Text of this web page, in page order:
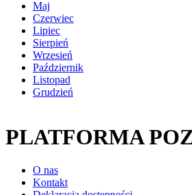
Maj
Czerwiec
Lipiec
Sierpień
Wrzesień
Październik
Listopad
Grudzień
PLATFORMA
O nas
Kontakt